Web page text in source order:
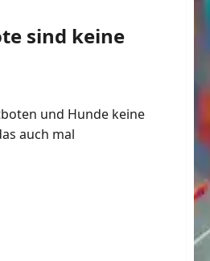
sind keine
und Hunde keine
auch mal